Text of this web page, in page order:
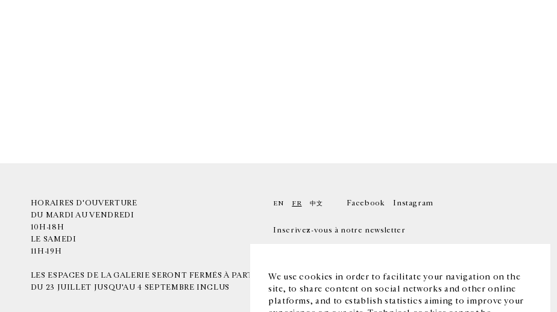
We use cookies in order to facilitate your navigation on the
site, to share content on social networks and other online
platforms, and to establish statistics aiming to improve your
HORAIRES D'OUVERTURE
DU MARDI AU VENDREDI
10H-18H
LE SAMEDI
11H-19H
LES ESPACES DE LA GALERIE SERONT FERMÉS À PARTIR
DU 23 JUILLET JUSQU'AU 4 SEPTEMBRE INCLUS
EN FR 中文 Facebook Instagram
Inscrivez-vous à notre newsletter